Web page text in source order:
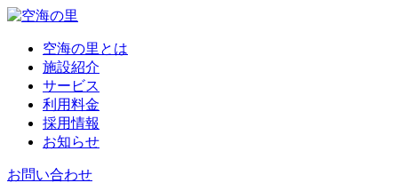
空海の里とは
施設紹介
サービス
利用料金
採用情報
お知らせ
お問い合わせ